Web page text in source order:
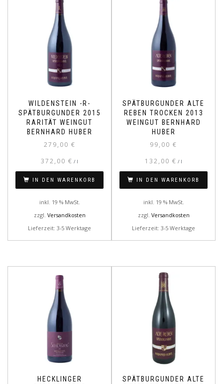
WILDENSTEIN -R-
SPÄTBURGUNDER 2015
RARITÄT WEINGUT
BERNHARD HUBER
279,00 €
372,00 € / l
IN DEN WARENKORB
inkl. 19 % MwSt.
zzgl. Versandkosten
Lieferzeit: 3-5 Werktage
SPÄTBURGUNDER ALTE
REBEN TROCKEN 2013
WEINGUT BERNHARD
HUBER
99,00 €
132,00 € / l
IN DEN WARENKORB
inkl. 19 % MwSt.
zzgl. Versandkosten
Lieferzeit: 3-5 Werktage
HECKLINGER
SPÄTBURGUNDER ALTE